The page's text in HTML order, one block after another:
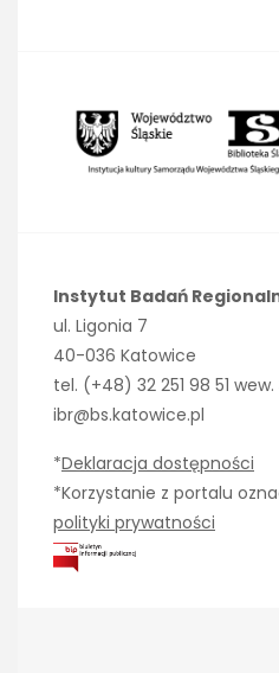
Instytut Badań
ul. Ligonia 7
40-036 Katowice
tel. (+48) 32 251 98 51 wew.
ibr@bs.katowice.pl
*Deklaracja dostępności
*Korzystanie z portalu
polityki prywatności